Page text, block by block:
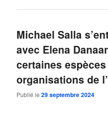
Michael Salla
avec Elena
certaines
organisations de
Publié le29 septembre 2024